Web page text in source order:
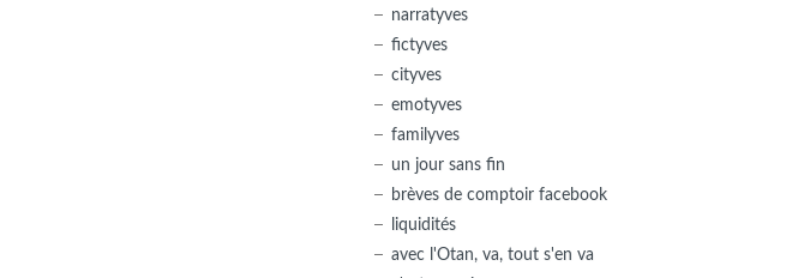
narratyves
fictyves
cityves
emotyves
familyves
un jour sans fin
brèves de comptoir facebook
liquidités
avec l'Otan, va, tout s'en va